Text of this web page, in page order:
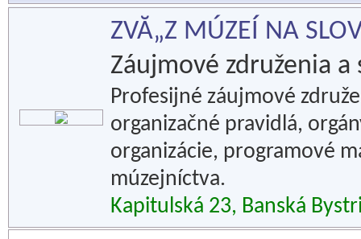
ZVĂ„Z MÚZEÍ NA
Záujmové združenia a
Profesijné záujmové
organizačné pravidlá,
organizácie, programové
múzejníctva.
Kapitulská 23, Banská